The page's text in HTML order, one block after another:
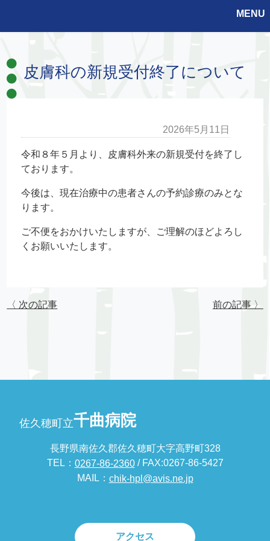
MENU
皮膚科の新規受付終了について
2026年5月11日
令和８年５月より、皮膚科外来の新規受付を終了し
ております。
今後は、現在治療中の患者さんの予約診療のみとな
ります。
ご不便をおかけいたしますが、ご理解のほどよろし
くお願いいたします。
〈 次の記事 前の記事 〉
佐久穂町立千曲病院
長野県南佐久郡佐久穂町大字高野町328
TEL： 0267-86-2360/ FAX:0267-86-5427
MAIL： chik-hpl@avis.ne.jp
アクセス